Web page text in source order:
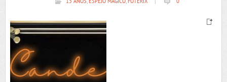
15 AÑOS,ESPEJO MAGICO,FOTERIX 0